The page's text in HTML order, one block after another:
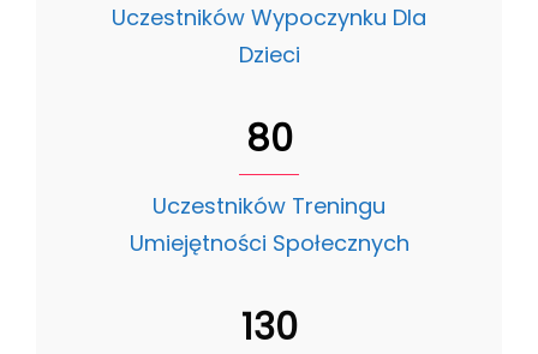
Uczestników Wypoczynku Dla
Dzieci
80
Uczestników Treningu
Umiejętności Społecznych
130